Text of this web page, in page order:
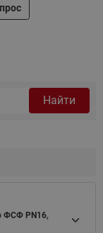
Найти
ФСФ PN16,